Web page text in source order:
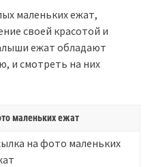
маленьких ежат,
своей красотой и
ежат обладают
и смотреть на них
маленьких ежат
на фото маленьких